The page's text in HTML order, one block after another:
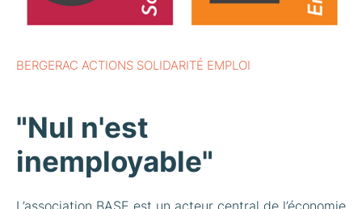
BERGERAC ACTIONS SOLIDARITÉ EMPLOI
"Nul n'est
inemployable"